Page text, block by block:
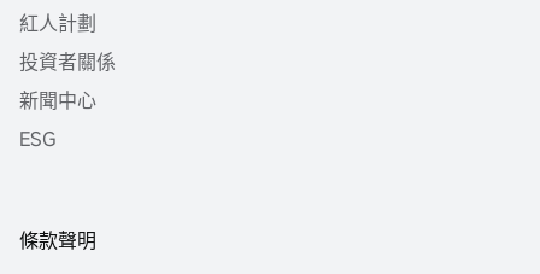
紅人計劃
投資者關係
新聞中心
ESG
條款聲明